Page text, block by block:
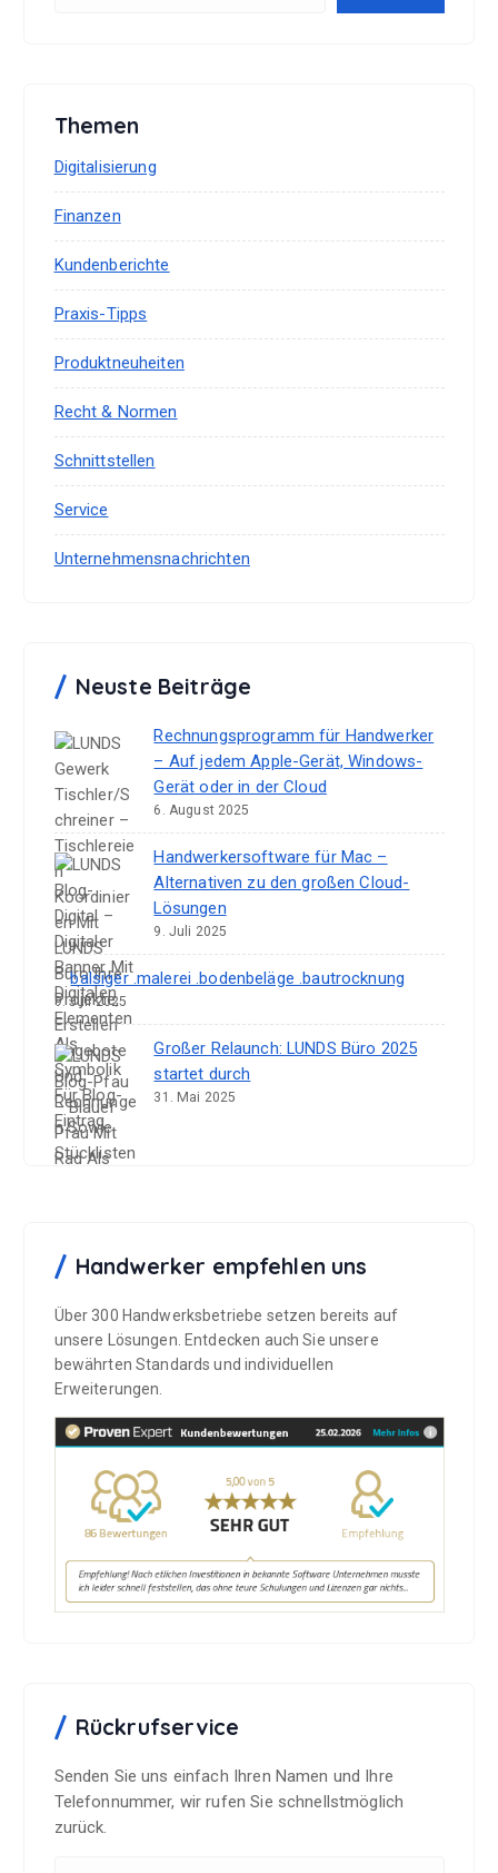
Themen
Digitalisierung
Finanzen
Kundenberichte
Praxis-Tipps
Produktneuheiten
Recht & Normen
Schnittstellen
Service
Unternehmensnachrichten
Neuste Beiträge
Rechnungsprogramm für Handwerker
– Auf jedem Apple-Gerät, Windows-
Gerät oder in der Cloud
6. August 2025
Handwerkersoftware für Mac –
Alternativen zu den großen Cloud-
Lösungen
9. Juli 2025
balsiger .malerei .bodenbeläge .bautrocknung
9. Juli 2025
Großer Relaunch: LUNDS Büro 2025
startet durch
31. Mai 2025
Handwerker empfehlen uns
Über 300 Handwerksbetriebe setzen bereits auf
unsere Lösungen. Entdecken auch Sie unsere
bewährten Standards und individuellen
Erweiterungen.
Rückrufservice
Senden Sie uns einfach Ihren Namen und Ihre
Telefonnummer, wir rufen Sie schnellstmöglich
zurück.